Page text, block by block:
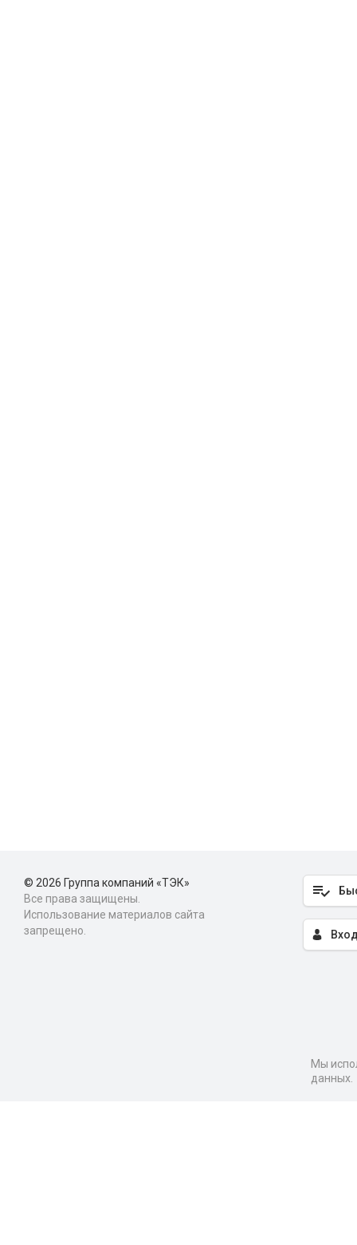
© 2026 Группа компаний «ТЭК»
Все права защищены.
Использование материалов сайта
запрещено.
Мы
данных.